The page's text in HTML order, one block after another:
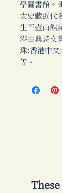
學圖書館。
太史藏近代
生百壺山館
港古典詩文
珠:香港中文
等。